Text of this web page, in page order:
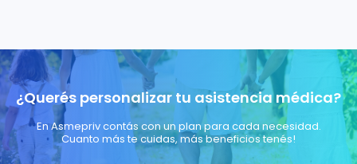
¿Querés personalizar tu asistencia médica?
En Asmepriv contás con un plan para cada necesidad.
Cuanto más te cuidas, más beneficios tenés!